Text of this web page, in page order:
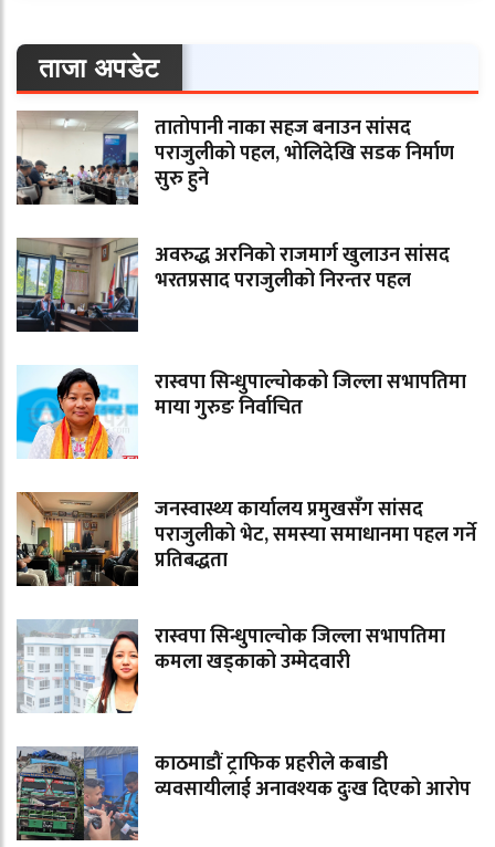
ताजा अपडेट
तातोपानी नाका सहज बनाउन सांसद
पराजुलीको पहल, भोलिदेखि सडक निर्माण
सुरु हुने
अवरुद्ध अरनिको राजमार्ग खुलाउन सांसद
भरतप्रसाद पराजुलीको निरन्तर पहल
रास्वपा सिन्धुपाल्चोकको जिल्ला सभापतिमा
माया गुरुङ निर्वाचित
जनस्वास्थ्य कार्यालय प्रमुखसँग सांसद
पराजुलीको भेट, समस्या समाधानमा पहल गर्ने
प्रतिबद्धता
रास्वपा सिन्धुपाल्चोक जिल्ला सभापतिमा
कमला खड्काको उम्मेदवारी
काठमाडौं ट्राफिक प्रहरीले कबाडी
व्यवसायीलाई अनावश्यक दुःख दिएको आरोप